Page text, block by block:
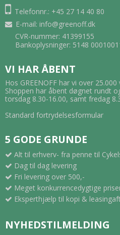
Telefonnr.: +45 27 14 40 80
E-mail: info@greenoff.dk
CVR-nummer: 41399155
Bankoplysninger: 5148
VI HAR ÅBENT
Hos GREENOFF har vi over
Shoppen har åbent døgnet rundt
torsdag 8.30-16.00, samt fredag
Standard fortrydelsesformular
5 GODE GRUNDE
Alt til erhverv- fra penne til
Dag til dag levering
Fri levering over 500,-
Meget konkurrencedygtige
Eksperthjælp til kopi &
NYHEDSTILMELDING